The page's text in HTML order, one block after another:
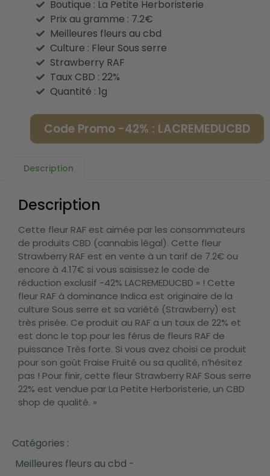
Boutique : La Petite Herboristerie
Prix au gramme : 7.2€
Meilleures fleurs au cbd
Culture : Fleur Sous serre
Strawberry RAF
Taux CBD : 22%
Quantité : 1g
Code Promo -42% : LACREMEDUCBD
Description
Description
Cette fleur RAF est aimée par les consommateurs
de produits CBD (cannabis légal). Cette fleur
Strawberry RAF est en vente à un tarif de 7.2€ ou
encore à 4.17€ si vous saisissez le code de
réduction exclusif -42% LACREMEDUCBD » ! Cette
fleur RAF à dominance Indica est originaire de la
culture Sous serre et sa variété (Strawberry) est
très prisée. Ce produit au RAF a un taux de 22% et
est donc le top pour les férus de fleurs RAF de
puissance Très forte. Si vous avez choisi ce produit
pour son goût Fraise Fruité ou sa qualité, n’hésitez
pas ! Pour finir, cette fleur Strawberry RAF Sous serre
22% est vendue par La Petite Herboristerie, un CBD
shop de qualité. »
Catégories :
Meilleures fleurs au cbd -